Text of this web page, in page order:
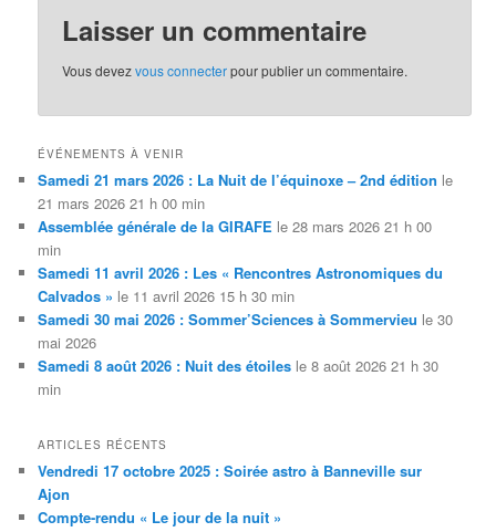
Laisser un commentaire
Vous devezvous connecterpour publier un commentaire.
ÉVÉNEMENTS À VENIR
Samedi 21 mars 2026 : La Nuit de l’équinoxe – 2nd édition le
21 mars 2026 21 h 00 min
Assemblée générale de la GIRAFE le 28 mars 2026 21 h 00
min
Samedi 11 avril 2026 : Les « Rencontres Astronomiques du
Calvados » le 11 avril 2026 15 h 30 min
Samedi 30 mai 2026 : Sommer’Sciences à Sommervieu le 30
mai 2026
Samedi 8 août 2026 : Nuit des étoiles le 8 août 2026 21 h 30
min
ARTICLES RÉCENTS
Vendredi 17 octobre 2025 : Soirée astro à Banneville sur
Ajon
Compte-rendu « Le jour de la nuit »